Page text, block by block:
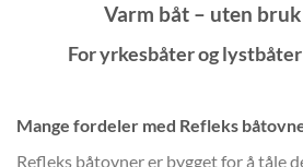
Varm båt – uten
For yrkesbåter og
Mange fordeler med Refleks
Refleks båtovner er bygget for å tåle